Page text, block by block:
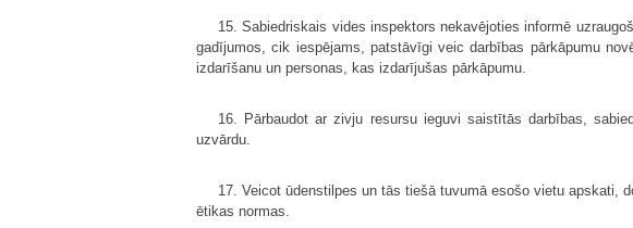
15. Sabiedriskais vides inspektors nekavējoties informē
gadījumos, cik iespējams, patstāvīgi veic darbības pārkāpumu
izdarīšanu un personas, kas izdarījušas pārkāpumu.
16. Pārbaudot ar zivju resursu ieguvi saistītās darbības,
uzvārdu.
17. Veicot ūdenstilpes un tās tiešā tuvumā esošo vietu apskati,
ētikas normas.